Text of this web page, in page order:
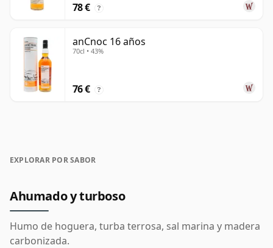
78 € ?
anCnoc 16 años
70cl • 43%
76 € ?
EXPLORAR POR SABOR
Ahumado y turboso
Humo de hoguera, turba terrosa, sal marina y madera
carbonizada.